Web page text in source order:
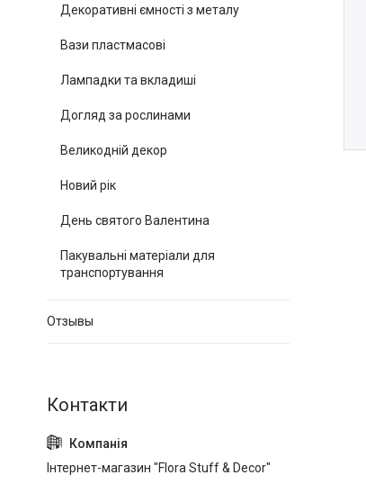
Декоративні ємності з металу
Вази пластмасові
Лампадки та вкладиші
Догляд за рослинами
Великодній декор
Новий рік
День святого Валентина
Пакувальні матеріали для
транспортування
Отзывы
Інтернет-магазин "Flora Stuff & Decor"